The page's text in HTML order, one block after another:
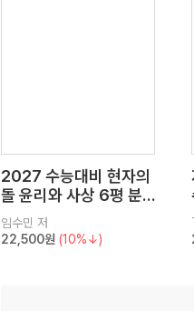
2027 수능대비 현자의
돌 윤리와 사상 6평 분
석서&EBS 수능완성 연
계 N제
임수민 저
22,500원 (10%↓)